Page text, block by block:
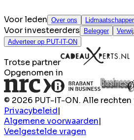
Voor leden Over ons
Voor investeerders Belegger
Adverteer op PUT-IT-ON
Trotse partner
Opgenomen in
© 2026 PUT-IT-ON. Alle
Privacybeleid|
Algemene voorwaarden|
Veelgestelde vragen